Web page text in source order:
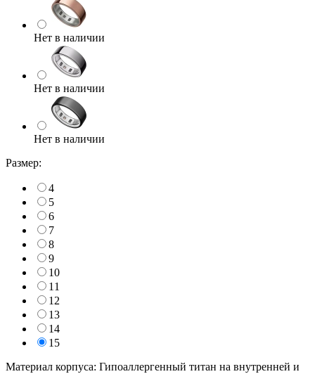
Нет в наличии
Нет в наличии
Нет в наличии
Размер:
4
5
6
7
8
9
10
11
12
13
14
15
Материал корпуса: Гипоаллергенный титан на внутренней и